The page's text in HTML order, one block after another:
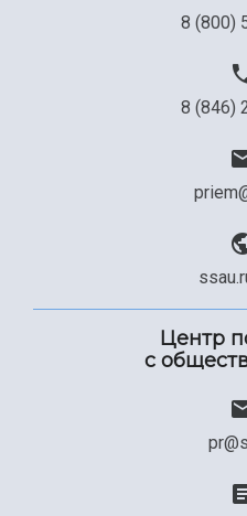
8 (800)
8 (846)
Центр
с